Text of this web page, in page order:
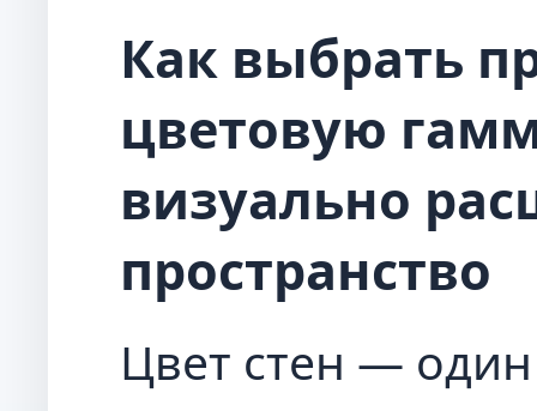
Как выбрать
цветовую
визуально
пространство
Цвет стен —